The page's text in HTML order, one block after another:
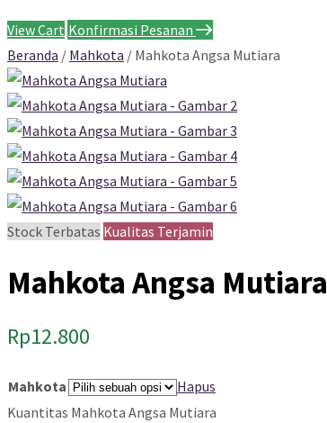
View Cart Konfirmasi Pesanan
Beranda / Mahkota / Mahkota Angsa Mutiara
Stock Terbatas Kualitas Terjamin
Mahkota Angsa Mutiara
Rp12.800
Mahkota
Hapus
Kuantitas Mahkota Angsa Mutiara